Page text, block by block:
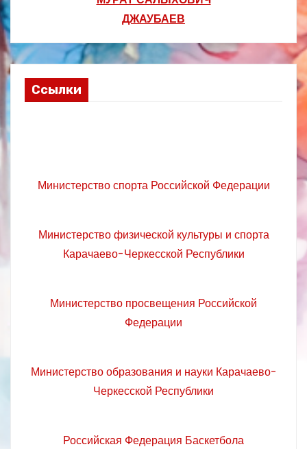
ДЖАУБАЕВ
Ссылки
Министерство спорта Российской Федерации
Министерство физической культуры и спорта
Карачаево-Черкесской Республики
Министерство просвещения Российской
Федерации
Министерство образования и науки Карачаево-
Черкесской Республики
Российская Федерация Баскетбола